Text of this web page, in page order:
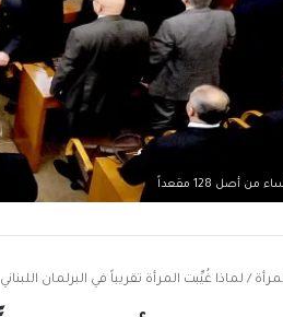
/ لماذا غُيِّبت المرأة تقريباً في البرلمان اللبناني